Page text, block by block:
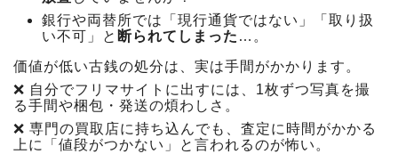
銀行や両替所では「現行通貨ではない」「取り扱
い不可」と 断られてしまった …。
価値が低い古銭の処分は、実は手間がかかります。
❌ 自分でフリマサイトに出すには、1枚ずつ写真を撮
る手間や梱包・発送の煩わしさ。
❌ 専門の買取店に持ち込んでも、査定に時間がかかる
上に「値段がつかない」と言われるのが怖い。